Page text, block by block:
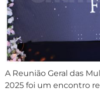
A Reunião Geral das
2025 foi um encontro